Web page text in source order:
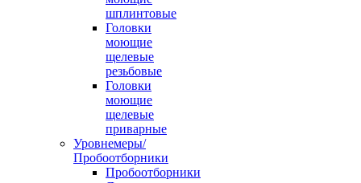
шплинтовые
Головки
моющие
щелевые
резьбовые
Головки
моющие
щелевые
приварные
Уровнемеры/
Пробоотборники
Пробоотборники